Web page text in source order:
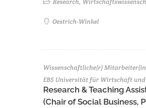
Oestrich-Winkel
Wissenschaftliche(r)
EBS Universität für Wirtschaft und
Research & Teaching
(Chair of Social Business,